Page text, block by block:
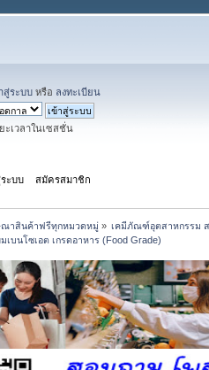
สู่ระบบ หรือ ลงทะเบียน
ะเวลาในเซสชั่น
ะบบ สมัครสมาชิก
ณาสินค้าฟรีทุกหมวดหมู่» เคมีภัณฑ์อุตสาหกรรม ส
เบนโซเอต เกรดอาหาร (Food Grade)